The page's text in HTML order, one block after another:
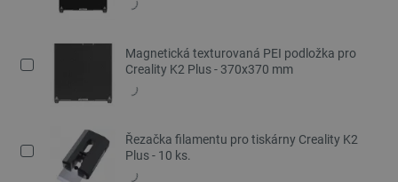
Magnetická texturovaná PEI podložka pro
Creality K2 Plus - 370x370 mm
Řezačka filamentu pro tiskárny Creality K2
Plus - 10 ks.